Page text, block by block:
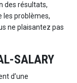
des résultats,
les problèmes,
ne plaisantez pas
SALARY
d’une